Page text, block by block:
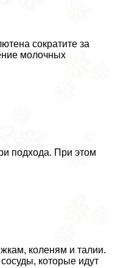
сократите за
молочных
подхода. При этом
коленям и талии.
которые идут